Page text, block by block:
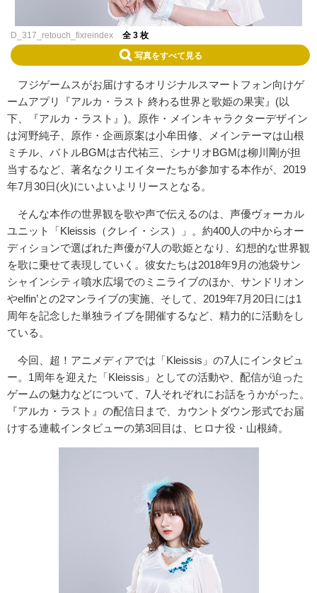
D_317_retouch_fixreindex 全 3 枚
写真をすべて見る
フジゲームスがお届けするオリジナルスマートフォン向けゲ
ームアプリ『アルカ・ラスト 終わる世界と歌姫の果実』(以
下、『アルカ・ラスト』)。原作・メインキャラクターデザイン
は河野純子、原作・企画原案は小牟田修、メインテーマは山根
ミチル、バトルBGMは古代祐三、シナリオBGMは柳川剛が担
当するなど、著名なクリエイターたちが参加する本作が、2019
年7月30日(火)にいよいよリリースとなる。
そんな本作の世界観を歌や声で伝えるのは、声優ヴォーカル
ユニット「Kleissis（クレイ・シス）」。約400人の中からオー
ディションで選ばれた声優が7人の歌姫となり、幻想的な世界観
を歌に乗せて表現していく。彼女たちは2018年9月の池袋サン
シャインシティ噴水広場でのミニライブのほか、サンドリオン
やelfin’との2マンライブの実施、そして、2019年7月20日には1
周年を記念した単独ライブを開催するなど、精力的に活動をし
ている。
今回、超！アニメディアでは「Kleissis」の7人にインタビュ
ー。1周年を迎えた「Kleissis」としての活動や、配信が迫った
ゲームの魅力などについて、7人それぞれにお話をうかがった。
『アルカ・ラスト』の配信日まで、カウントダウン形式でお届
けする連載インタビューの第3回目は、ヒロナ役・山根綺。